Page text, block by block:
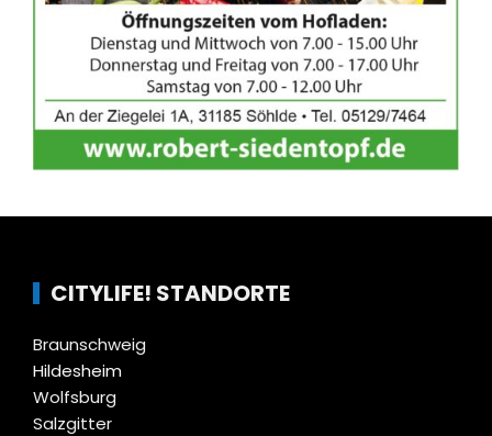
CITYLIFE! STANDORTE
Braunschweig
Hildesheim
Wolfsburg
Salzgitter